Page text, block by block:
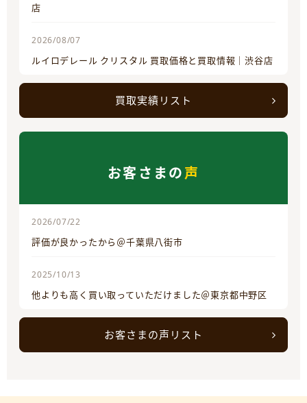
店
2026/08/07
ルイロデレール クリスタル 買取価格と買取情報｜渋谷店
買取実績リスト
お客さまの声
2026/07/22
評価が良かったから＠千葉県八街市
2025/10/13
他よりも高く買い取っていただけました＠東京都中野区
お客さまの声リスト